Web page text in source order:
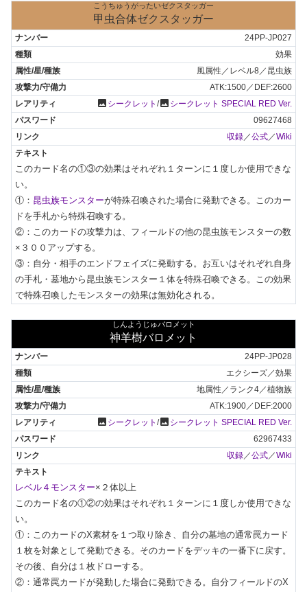
こうちゅうがったいゼクスタッガー
甲虫合体ゼクスタッガー
24PP-JP027
効果
風属性／レベル8／昆虫族
ATK:1500／DEF:2600
photo シークレット /photo シークレット SPECIAL RED Ver.
09627468
収録／公式／Wiki
このカード名の①③の効果はそれぞれ１ターンに１度しか使用できな
い。
①： 昆虫族モンスターが特殊召喚された場合に発動できる。このカー
ドを手札から特殊召喚する。
②：このカードの攻撃力は、フィールドの他の昆虫族モンスターの数
×３００アップする。
③：自分・相手のエンドフェイズに発動する。お互いはそれぞれ自身
の手札・墓地から昆虫族モンスター１体を特殊召喚できる。この効果
で特殊召喚したモンスターの効果は無効化される。
しんようじゅバロメット
神羊樹バロメット
24PP-JP028
エクシーズ／効果
地属性／ランク4／植物族
ATK:1900／DEF:2000
photo シークレット /photo シークレット SPECIAL RED Ver.
62967433
収録／公式／Wiki
レベル４モンスター×２体以上
このカード名の①②の効果はそれぞれ１ターンに１度しか使用できな
い。
①：このカードのX素材を１つ取り除き、自分の墓地の通常罠カード
１枚を対象として発動できる。そのカードをデッキの一番下に戻す。
その後、自分は１枚ドローする。
②：通常罠カードが発動した場合に発動できる。自分フィールドのX